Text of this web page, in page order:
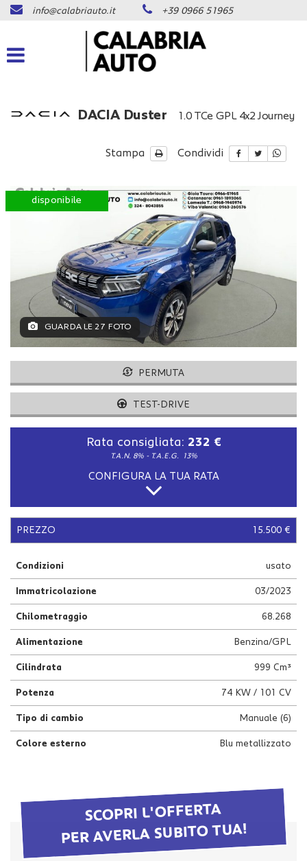
info@calabriauto.it +39 0966 51965
DACIA Duster 1.0 TCe GPL 4x2 Journey
Stampa Condividi
disponibile
GUARDA LE 27 FOTO
PERMUTA
TEST-DRIVE
Rata consigliata: 232 €
T.A.N. 8% - T.A.E.G. 13%
CONFIGURA LA TUA RATA
PREZZO 15.500 €
Condizioni usato
Immatricolazione 03/2023
Chilometraggio 68.268
Alimentazione Benzina/GPL
Cilindrata 999 Cm³
Potenza 74 KW / 101 CV
Tipo di cambio Manuale (6)
Colore esterno Blu metallizzato
SCOPRI L'OFFERTA
PER AVERLA SUBITO TUA!
preferenze
di
seguente
esprimere
tecnologie
tracciamento
che
adottiamo
le
funzionalità
ottenere
maggiori
informazioni
sul
di
questi
strumenti
di
tracciamento
si
rimanda
cookie
policy.
le
tue
scelte
in